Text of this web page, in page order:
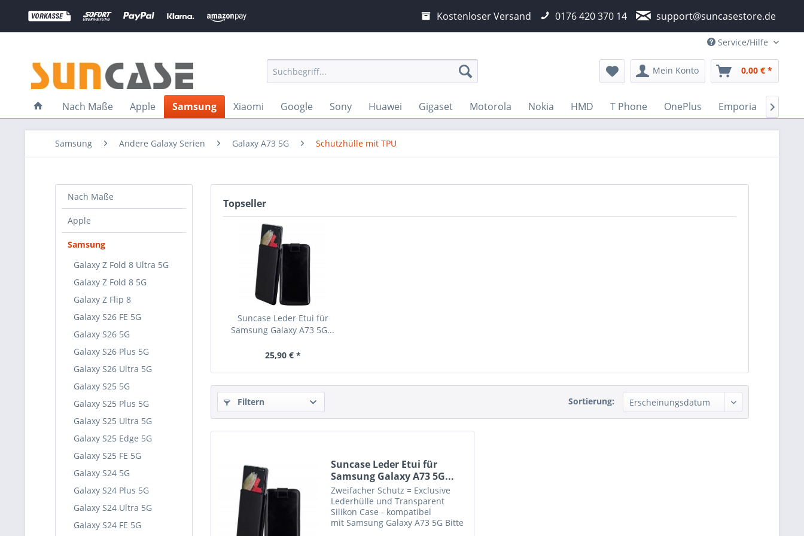
Kostenloser Versand 0176 420 370 14 support@suncasestore.de
Service/Hilfe
Mein Konto 0,00 € *
Nach Maße Apple Samsung Xiaomi Google Sony Huawei Gigaset Motorola Nokia HMD T Phone OnePlus Emporia 
Samsung Andere Galaxy Serien Galaxy A73 5G Schutzhülle mit TPU
Nach Maße
Apple
Samsung
Galaxy Z Fold 8 Ultra 5G
Galaxy Z Fold 8 5G
Galaxy Z Flip 8
Galaxy S26 FE 5G
Galaxy S26 5G
Galaxy S26 Plus 5G
Galaxy S26 Ultra 5G
Galaxy S25 5G
Galaxy S25 Plus 5G
Galaxy S25 Ultra 5G
Galaxy S25 Edge 5G
Galaxy S25 FE 5G
Galaxy S24 5G
Galaxy S24 Plus 5G
Galaxy S24 Ultra 5G
Galaxy S24 FE 5G
Topseller
Suncase Leder Etui für
Samsung Galaxy A73 5G...
25,90 € *
Filtern Sortierung:
Suncase Leder Etui für
Samsung Galaxy A73 5G...
Zweifacher Schutz = Exclusive
Lederhülle und Transparent
Silikon Case - kompatibel
mit Samsung Galaxy A73 5G Bitte